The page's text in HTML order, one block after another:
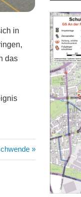
in
das